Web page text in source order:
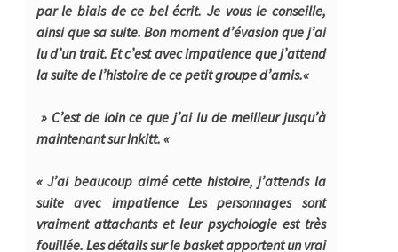
par le biais de ce bel écrit. Je vous le conseille,
ainsi que sa suite. Bon moment d’évasion que j’ai
lu d’un trait. Et c’est avec impatience que j’attend
la suite de l’histoire de ce petit groupe d’amis.«
» C’est de loin ce que j’ai lu de meilleur jusqu’à
maintenant sur Inkitt. «
« J’ai beaucoup aimé cette histoire, j’attends la
suite avec impatience Les personnages sont
vraiment attachants et leur psychologie est très
fouillée. Les détails sur le basket apportent un vrai